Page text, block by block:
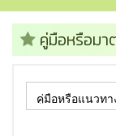
คู่มือหรือม